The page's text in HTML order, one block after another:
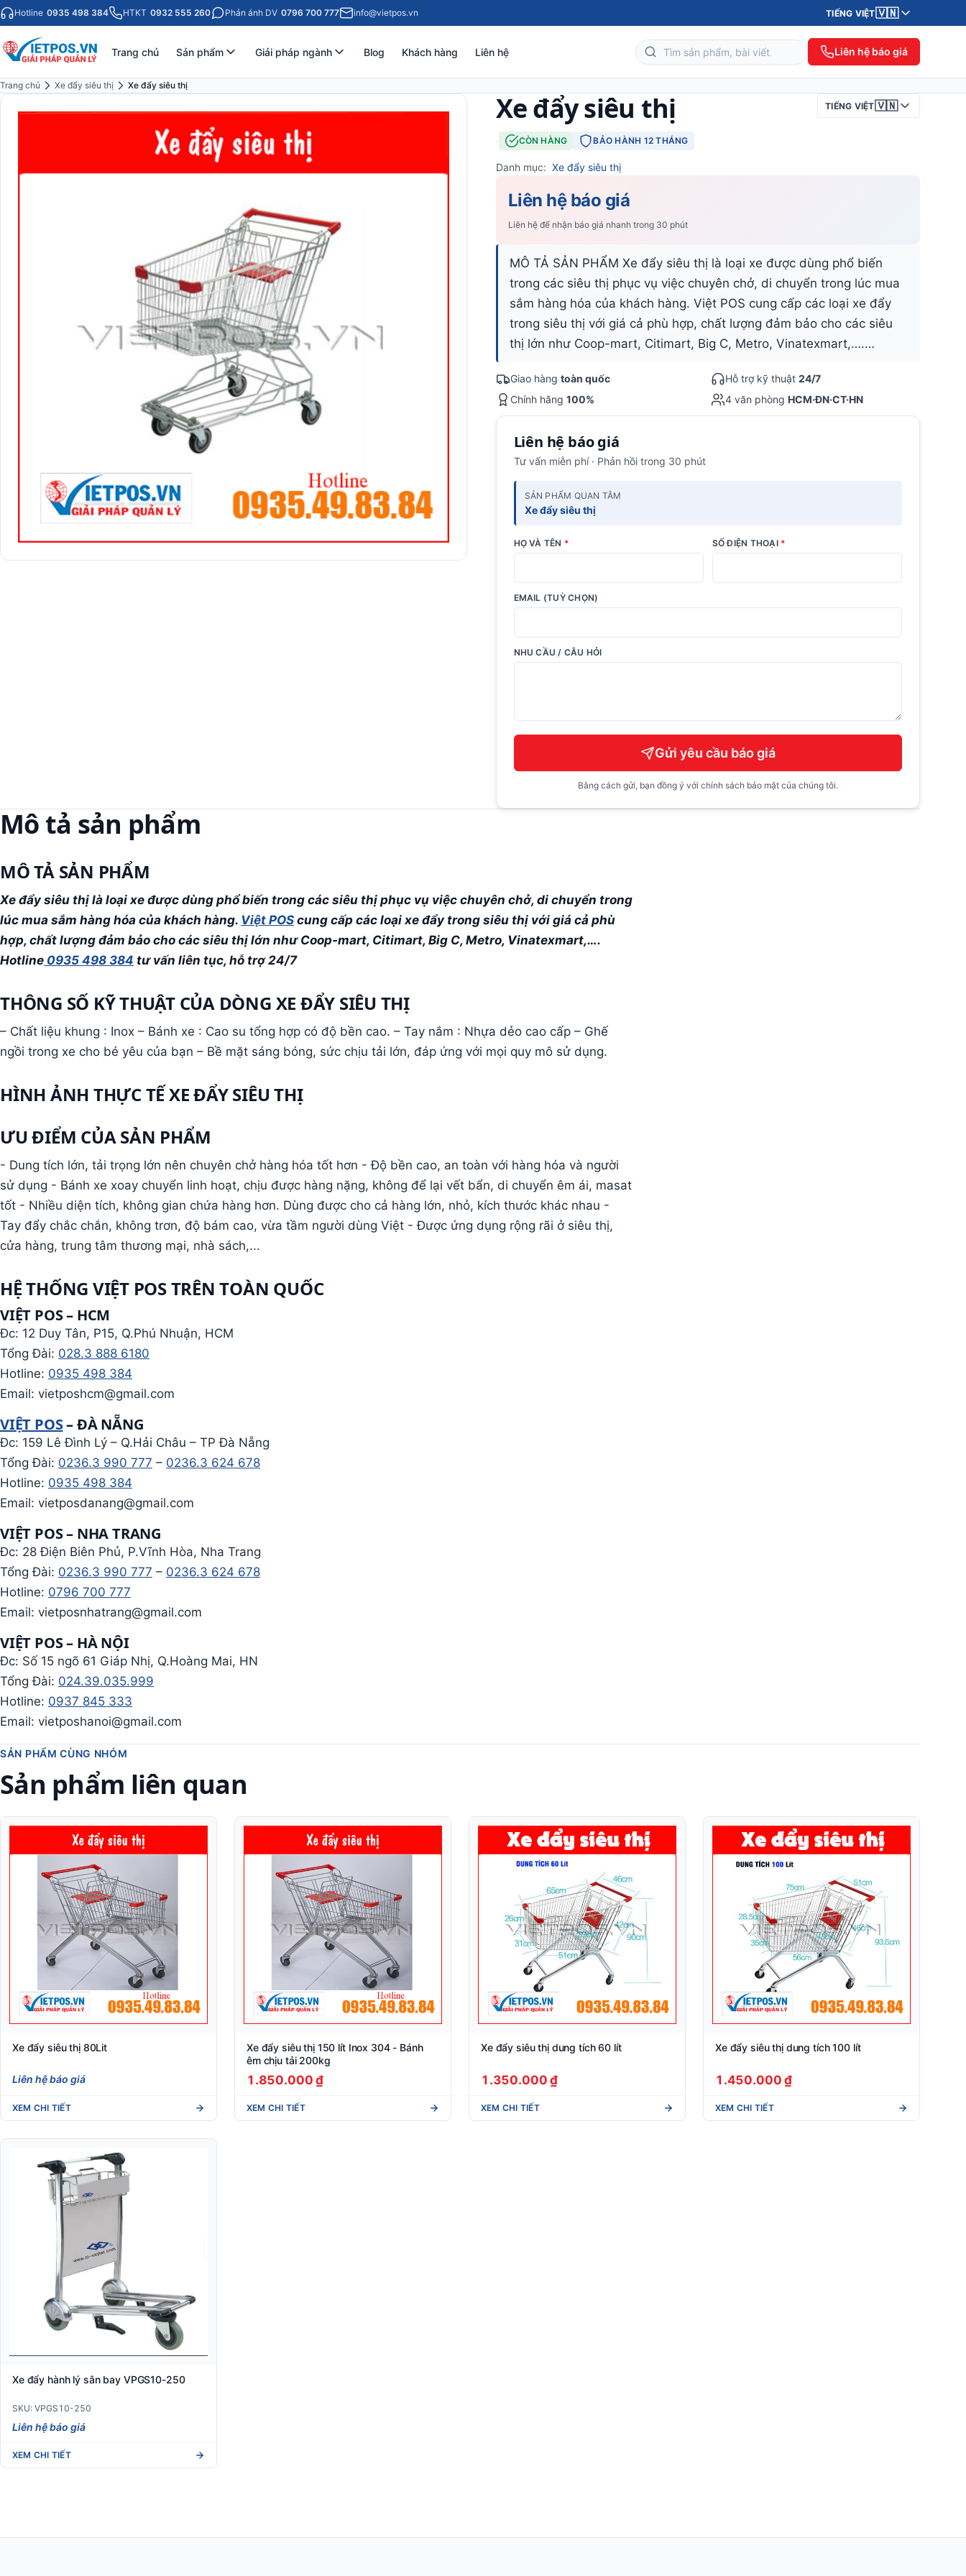
Hotline 0935 498 384 HTKT 0932 555 260 Phản ánh DV 0796 700 777 info@vietpos.vn TIẾNG VIỆT🇻🇳
Trang chủ Sản phẩm Giải pháp ngành Blog Khách hàng Liên hệ Liên hệ báo giá
Trang chủ Xe đẩy siêu thị
Xe đẩy siêu thị
TIẾNG VIỆT🇻🇳
Xe đẩy siêu thị
· CÒN HÀNG BẢO HÀNH 12 THÁNG
Danh mục: Xe đẩy siêu thị
Liên hệ báo giá
Liên hệ để nhận báo giá nhanh trong 30 phút
MÔ TẢ SẢN PHẨM Xe đẩy siêu thị là loại xe được dùng phổ biến
trong các siêu thị phục vụ việc chuyên chở, di chuyển trong lúc mua
sắm hàng hóa của khách hàng. Việt POS cung cấp các loại xe đẩy
trong siêu thị với giá cả phù hợp, chất lượng đảm bảo cho các siêu
thị lớn như Coop-mart, Citimart, Big C, Metro, Vinatexmart,….…
Giao hàng toàn quốc Hỗ trợ kỹ thuật 24/7
Chính hãng 100% 4 văn phòng HCM·ĐN·CT·HN
Liên hệ báo giá
Tư vấn miễn phí · Phản hồi trong 30 phút
SẢN PHẨM QUAN TÂM
Xe đẩy siêu thị
HỌ VÀ TÊN * SỐ ĐIỆN THOẠI *
EMAIL (TUỲ CHỌN)
NHU CẦU / CÂU HỎI
Gửi yêu cầu báo giá
Bằng cách gửi, bạn đồng ý với chính sách bảo mật của chúng tôi.
Mô tả sản phẩm
MÔ TẢ SẢN PHẨM
Xe đẩy siêu thị là loại xe được dùng phổ biến trong các siêu thị phục vụ việc chuyên chở, di chuyển trong
lúc mua sắm hàng hóa của khách hàng. Việt POS cung cấp các loại xe đẩy trong siêu thị với giá cả phù
hợp, chất lượng đảm bảo cho các siêu thị lớn như Coop-mart, Citimart, Big C, Metro, Vinatexmart,….
Hotline 0935 498 384 tư vấn liên tục, hỗ trợ 24/7
THÔNG SỐ KỸ THUẬT CỦA DÒNG XE ĐẨY SIÊU THỊ
– Chất liệu khung : Inox – Bánh xe : Cao su tổng hợp có độ bền cao. – Tay nắm : Nhựa dẻo cao cấp – Ghế
ngồi trong xe cho bé yêu của bạn – Bề mặt sáng bóng, sức chịu tải lớn, đáp ứng với mọi quy mô sử dụng.
HÌNH ẢNH THỰC TẾ XE ĐẨY SIÊU THỊ
ƯU ĐIỂM CỦA SẢN PHẨM
- Dung tích lớn, tải trọng lớn nên chuyên chở hàng hóa tốt hơn - Độ bền cao, an toàn với hàng hóa và người
sử dụng - Bánh xe xoay chuyển linh hoạt, chịu được hàng nặng, không để lại vết bẩn, di chuyển êm ái, masat
tốt - Nhiều diện tích, không gian chứa hàng hơn. Dùng được cho cả hàng lớn, nhỏ, kích thước khác nhau -
Tay đẩy chắc chắn, không trơn, độ bám cao, vừa tầm người dùng Việt - Được ứng dụng rộng rãi ở siêu thị,
cửa hàng, trung tâm thương mại, nhà sách,...
HỆ THỐNG VIỆT POS TRÊN TOÀN QUỐC
VIỆT POS – HCM
Đc: 12 Duy Tân, P15, Q.Phú Nhuận, HCM
Tổng Đài: 028.3 888 6180
Hotline: 0935 498 384
Email: vietposhcm@gmail.com
VIỆT POS– ĐÀ NẴNG
Đc: 159 Lê Đình Lý – Q.Hải Châu – TP Đà Nẵng
Tổng Đài: 0236.3 990 777 – 0236.3 624 678
Hotline: 0935 498 384
Email: vietposdanang@gmail.com
VIỆT POS – NHA TRANG
Đc: 28 Điện Biên Phủ, P.Vĩnh Hòa, Nha Trang
Tổng Đài: 0236.3 990 777 – 0236.3 624 678
Hotline: 0796 700 777
Email: vietposnhatrang@gmail.com
VIỆT POS – HÀ NỘI
Đc: Số 15 ngõ 61 Giáp Nhị, Q.Hoàng Mai, HN
Tổng Đài: 024.39.035.999
Hotline: 0937 845 333
Email: vietposhanoi@gmail.com
SẢN PHẨM CÙNG NHÓM
Sản phẩm liên quan
Xe đẩy siêu thị 80Lit
Liên hệ báo giá
XEM CHI TIẾT
Xe đẩy siêu thị 150 lít Inox 304 - Bánh
êm chịu tải 200kg
1.850.000 ₫
XEM CHI TIẾT
Xe đẩy siêu thị dung tích 60 lít
1.350.000 ₫
XEM CHI TIẾT
Xe đẩy siêu thị dung tích 100 lít
1.450.000 ₫
XEM CHI TIẾT
Xe đẩy hành lý sân bay VPGS10-250
SKU: VPGS10-250
Liên hệ báo giá
XEM CHI TIẾT